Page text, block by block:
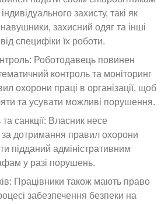
захисту, такі як
захисний одяг та інші
специфіки їх роботи.
Роботодавець повинен
контроль та моніторинг
охорони праці в організації, щоб
та усувати можливі порушення.
та санкції: Власник несе
за дотримання правил охорони
підданий адміністративним
у разі порушень.
Працівники також мають право
забезпечення безпеки на